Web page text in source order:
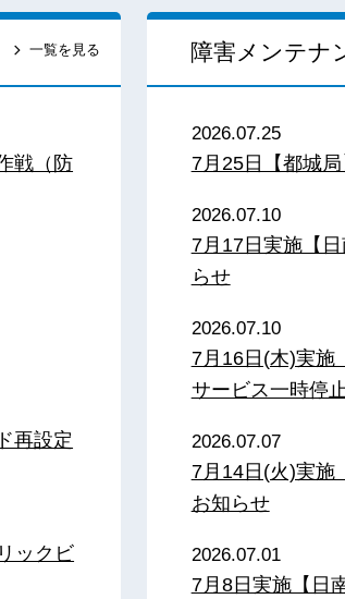
一覧を見る
戦（防
再設定
ックビ
障害メンテナ
2026.07.25
7月25日【都城
2026.07.10
7月17日実施【
らせ
2026.07.10
7月16日(木)実施
サービス一時停
2026.07.07
7月14日(火)実施
お知らせ
2026.07.01
7月8日実施【日